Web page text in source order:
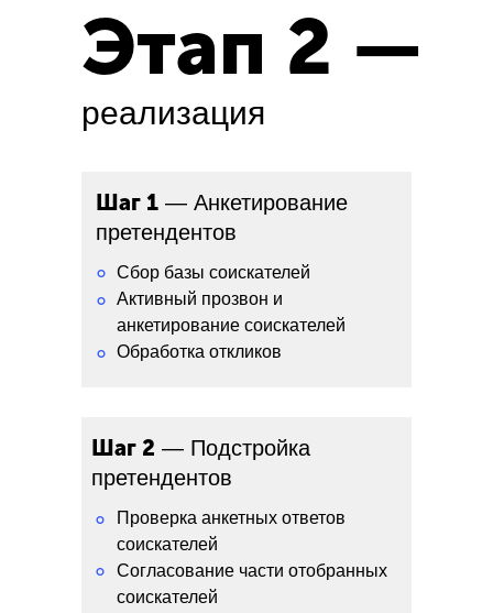
Этап 2 —
реализация
Шаг 1 — Анкетирование
претендентов
Сбор базы соискателей
Активный прозвон и
анкетирование соискателей
Обработка откликов
°
°
°
Шаг 2 — Подстройка
претендентов
Проверка анкетных ответов
соискателей
Согласование части отобранных
соискателей
°
°